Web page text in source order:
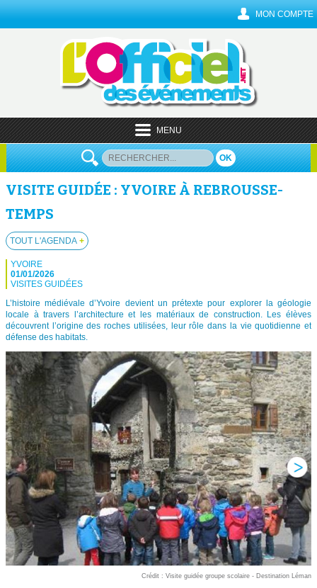
MON COMPTE
MENU
OK
VISITE GUIDÉE : YVOIRE À REBROUSSE-
TEMPS
TOUT L'AGENDA +
YVOIRE
01/01/2026
VISITES GUIDÉES
L’histoire médiévale d’Yvoire devient un prétexte pour explorer la géologie
locale à travers l’architecture et les matériaux de construction. Les élèves
découvrent l’origine des roches utilisées, leur rôle dans la vie quotidienne et
défense des habitats.
Crédit : Visite guidée groupe scolaire - Destination Léman